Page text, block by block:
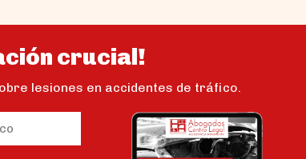
crucial!
lesiones en accidentes de tráfico.